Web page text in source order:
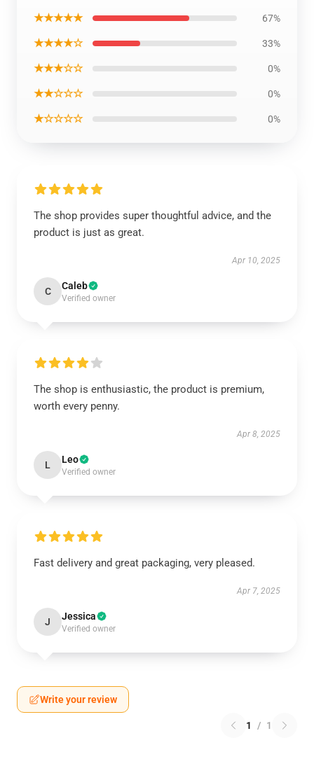
★★★★★ 67%
★★★★☆ 33%
★★★☆☆ 0%
★★☆☆☆ 0%
★☆☆☆☆ 0%
The shop provides super thoughtful advice, and the
product is just as great.
Apr 10, 2025
C Caleb
Verified owner
The shop is enthusiastic, the product is premium,
worth every penny.
Apr 8, 2025
L Leo
Verified owner
Fast delivery and great packaging, very pleased.
Apr 7, 2025
J Jessica
Verified owner
Write your review
1 / 1